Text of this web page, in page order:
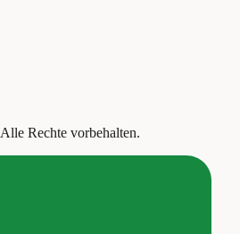
Alle Rechte vorbehalten.